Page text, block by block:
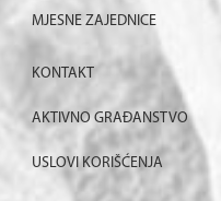
MJESNE ZAJEDNICE
KONTAKT
AKTIVNO GRAĐANSTVO
USLOVI KORIŠĆENJA